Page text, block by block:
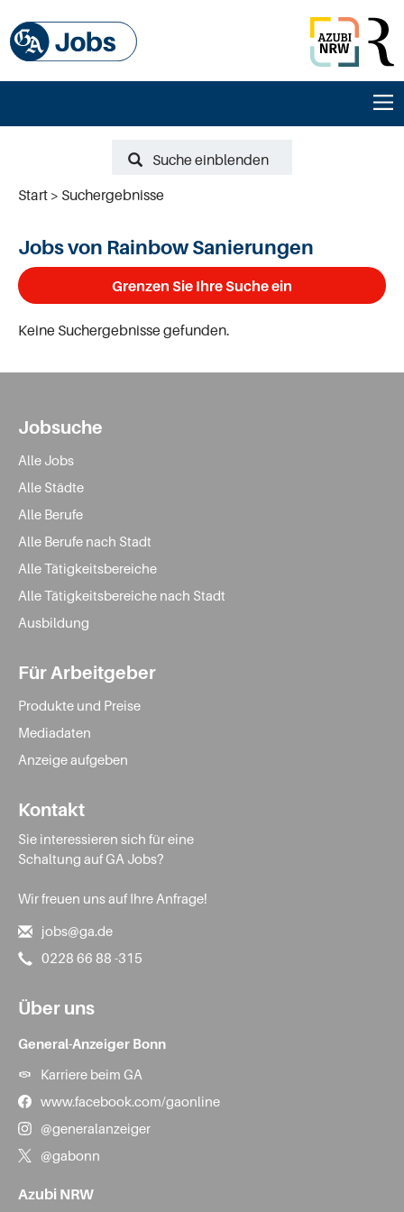
Suche einblenden
Start
Suchergebnisse
Jobs von Rainbow Sanierungen
Grenzen Sie Ihre Suche ein
Keine Suchergebnisse gefunden.
Jobsuche
Alle Jobs
Alle Städte
Alle Berufe
Alle Berufe nach Stadt
Alle Tätigkeitsbereiche
Alle Tätigkeitsbereiche nach Stadt
Ausbildung
Für Arbeitgeber
Produkte und Preise
Mediadaten
Anzeige aufgeben
Kontakt
Sie interessieren sich für eine
Schaltung auf GA Jobs?
Wir freuen uns auf Ihre Anfrage!
jobs@ga.de
0228 66 88 -315
Über uns
General-Anzeiger Bonn
Karriere beim GA
www.facebook.com/gaonline
@generalanzeiger
@gabonn
Azubi NRW